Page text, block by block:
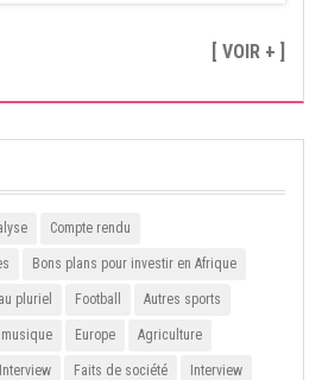
[ VOIR + ]
Compte rendu
Bons plans pour investir en Afrique
pluriel Football Autres sports
musique Europe Agriculture
Interview Faits de société Interview